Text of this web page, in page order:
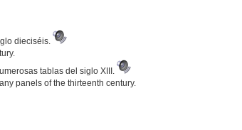
dieciséis.
tablas del siglo XIII.
panels of the thirteenth century.